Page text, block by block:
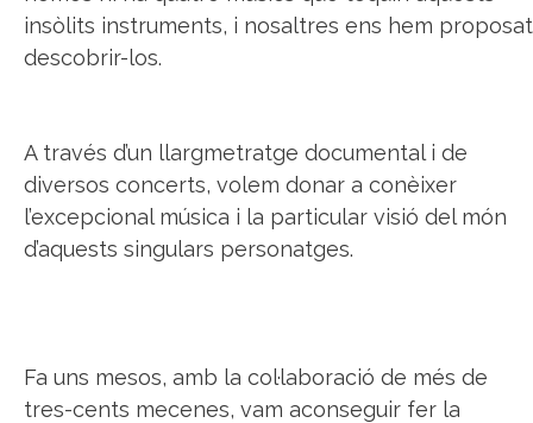
insòlits instruments, i nosaltres ens hem proposat
descobrir-los.
A través d’un llargmetratge documental i de
diversos concerts, volem donar a conèixer
l’excepcional música i la particular visió del món
d’aquests singulars personatges.
Fa uns mesos, amb la col·laboració de més de
tres-cents mecenes, vam aconseguir fer la